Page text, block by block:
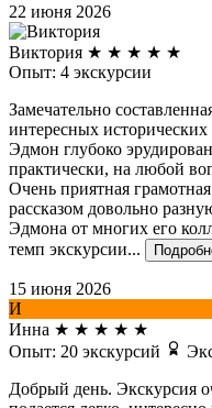
22 июня 2026
Виктория ★ ★ ★ ★ ★
Опыт: 4 экскурсии
Замечательно
интересных исторических
Эдмон глубоко
практически, на любой
Очень приятная
рассказом довольно
Эдмона от многих его
темп экскурсии...
15 июня 2026
И
Инна ★ ★ ★ ★ ★
Опыт: 20 экскурсий
Добрый день. Экскурсия